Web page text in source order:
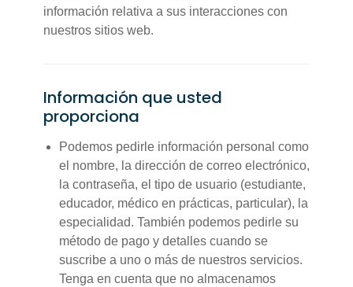
información relativa a sus interacciones con
nuestros sitios web.
Información que usted
proporciona
Podemos pedirle información personal como
el nombre, la dirección de correo electrónico,
la contraseña, el tipo de usuario (estudiante,
educador, médico en prácticas, particular), la
especialidad. También podemos pedirle su
método de pago y detalles cuando se
suscribe a uno o más de nuestros servicios.
Tenga en cuenta que no almacenamos